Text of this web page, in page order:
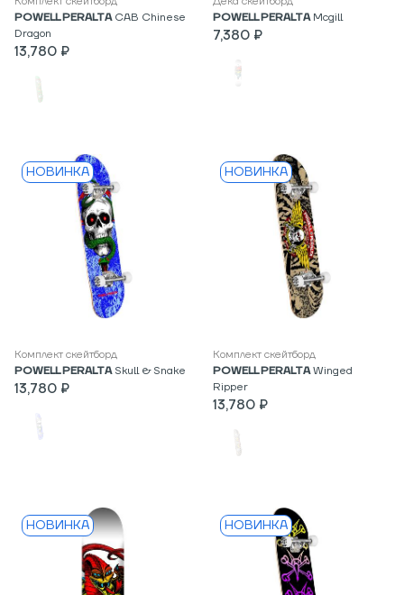
POWELL PERALTA CAB Chinese
Dragon
13,780 ₽
POWELL PERALTA Mcgill
7,380 ₽
НОВИНКА
Комплект скейтборд
POWELL PERALTA Skull & Snake
13,780 ₽
НОВИНКА
Комплект скейтборд
POWELL PERALTA Winged
Ripper
13,780 ₽
НОВИНКА НОВИНКА